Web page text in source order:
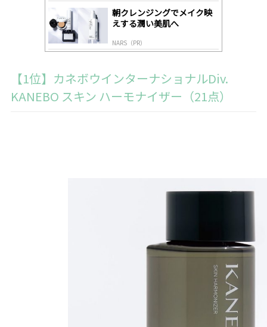
朝クレンジングでメイク映
えする潤い美肌へ
NARS（PR）
【1位】カネボウインターナショナルDiv.
KANEBO スキン ハーモナイザー（21点）